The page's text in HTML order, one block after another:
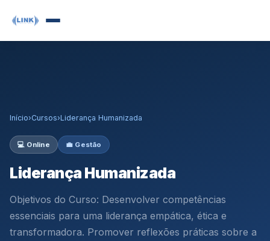
Início›Cursos›Liderança Humanizada
💻 Online 💼 Gestão
Liderança Humanizada
Objetivos do Curso: Desenvolver competências
essenciais para uma liderança empática, ética e
transformadora. Promover reflexões práticas sobre a